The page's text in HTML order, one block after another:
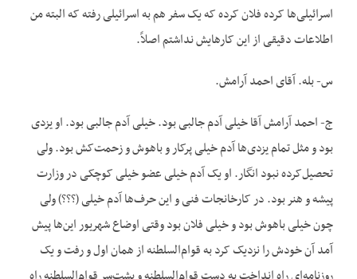
اسرائیلی‌ها کرده فلان کرده که یک سفر هم به اسرائیلی رفته که البته من
اطلاعات دقیقی از این کارهایش نداشتم اصلاً.
س- بله. آقای احمد آرامش.
ج- احمد آرامش آقا خیلی آدم جالبی بود. خیلی آدم جالبی بود. او یزدی
بود و مثل تمام یزدی‌ها آدم خیلی پرکار و باهوش و زحمت‌کش بود. ولی
تحصیل‌کرده نبود انگار. او یک آدم خیلی عضو خیلی کوچکی در وزارت
پیشه و هنر بود. در کارخانجات فنی و این حرف‌ها آدم خیلی (؟؟؟) ولی
چون خیلی باهوش بود و خیلی فلان بود وقتی اوضاع شهریور این‌ها پیش
آمد آن خودش را نزدیک کرد به قوام‌السلطنه از همان اول و رفت و یک